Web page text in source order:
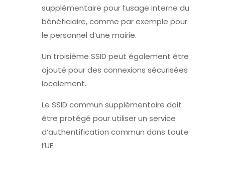
supplémentaire pour l’usage interne du
bénéficiaire, comme par exemple pour
le personnel d’une mairie.
Un troisième SSID peut également être
ajouté pour des connexions sécurisées
localement.
Le SSID commun supplémentaire doit
être protégé pour utiliser un service
d’authentification commun dans toute
l’UE.